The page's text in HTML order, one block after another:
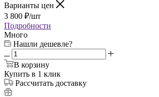
Варианты цен
3 800 ₽/шт
Подробности
Много
Нашли дешевле?
В корзину
Купить в 1 клик
Рассчитать доставку